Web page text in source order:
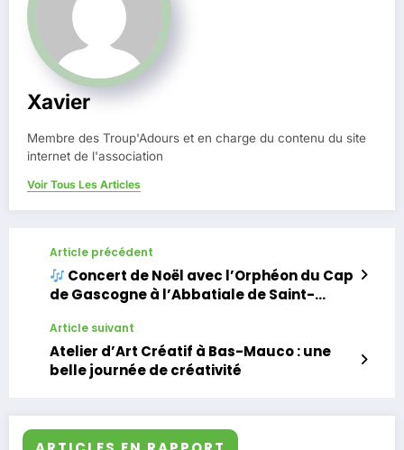
Xavier
Membre des Troup'Adours et en charge du contenu du site
internet de l'association
Voir Tous Les Articles
Article précédent
Concert de Noël avec l’Orphéon du Cap
de Gascogne à l’Abbatiale de Saint-
Article suivant
Atelier d’Art Créatif à Bas-Mauco : une
belle journée de créativité